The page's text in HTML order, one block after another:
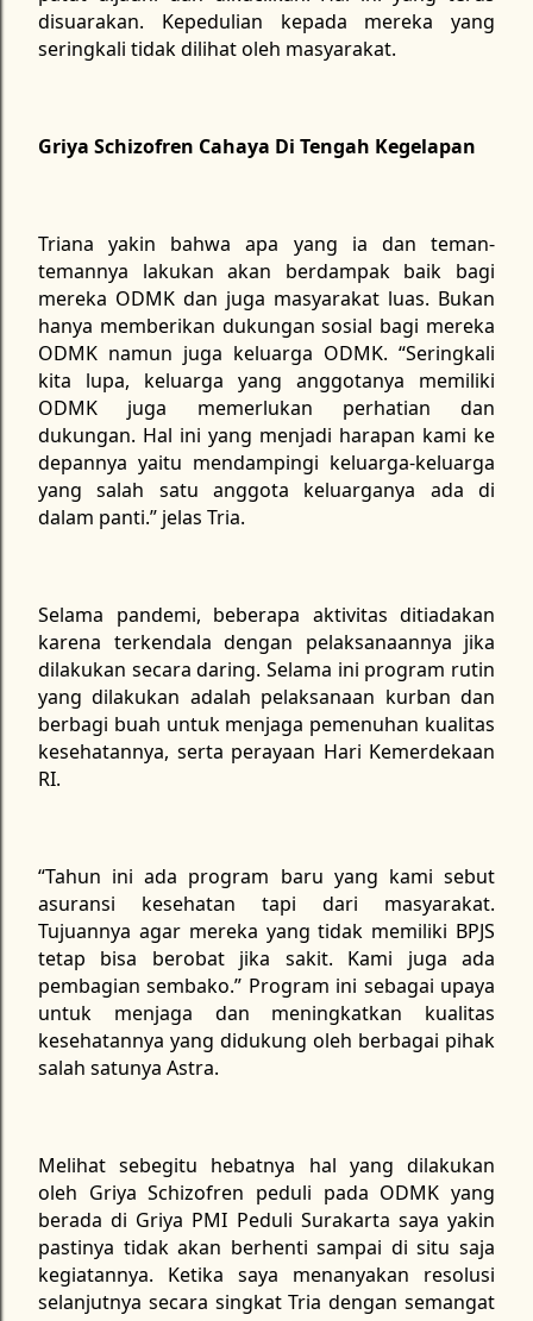
disuarakan. Kepedulian kepada mereka yang
seringkali tidak dilihat oleh masyarakat.
Griya Schizofren Cahaya Di Tengah Kegelapan
Triana yakin bahwa apa yang ia dan teman-
temannya lakukan akan berdampak baik bagi
mereka ODMK dan juga masyarakat luas. Bukan
hanya memberikan dukungan sosial bagi mereka
ODMK namun juga keluarga ODMK. “Seringkali
kita lupa, keluarga yang anggotanya memiliki
ODMK juga memerlukan perhatian dan
dukungan. Hal ini yang menjadi harapan kami ke
depannya yaitu mendampingi keluarga-keluarga
yang salah satu anggota keluarganya ada di
dalam panti.” jelas Tria.
Selama pandemi, beberapa aktivitas ditiadakan
karena terkendala dengan pelaksanaannya jika
dilakukan secara daring. Selama ini program rutin
yang dilakukan adalah pelaksanaan kurban dan
berbagi buah untuk menjaga pemenuhan kualitas
kesehatannya, serta perayaan Hari Kemerdekaan
RI.
“Tahun ini ada program baru yang kami sebut
asuransi kesehatan tapi dari masyarakat.
Tujuannya agar mereka yang tidak memiliki BPJS
tetap bisa berobat jika sakit. Kami juga ada
pembagian sembako.” Program ini sebagai upaya
untuk menjaga dan meningkatkan kualitas
kesehatannya yang didukung oleh berbagai pihak
salah satunya Astra.
Melihat sebegitu hebatnya hal yang dilakukan
oleh Griya Schizofren peduli pada ODMK yang
berada di Griya PMI Peduli Surakarta saya yakin
pastinya tidak akan berhenti sampai di situ saja
kegiatannya. Ketika saya menanyakan resolusi
selanjutnya secara singkat Tria dengan semangat